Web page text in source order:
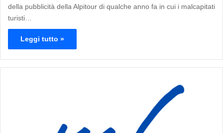
della pubblicità della Alpitour di qualche anno fa in cui i malcapitati
turisti…
Leggi tutto »